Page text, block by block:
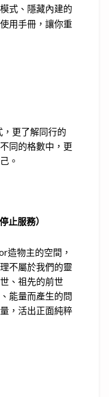
式、隱藏內建的
用手冊，讓你重
更了解同行的
同的格數中，更
。
止服務）
造物主的空間，
不屬於我們的靈
、祖先的前世
能量而產生的問
，活出正面純粹